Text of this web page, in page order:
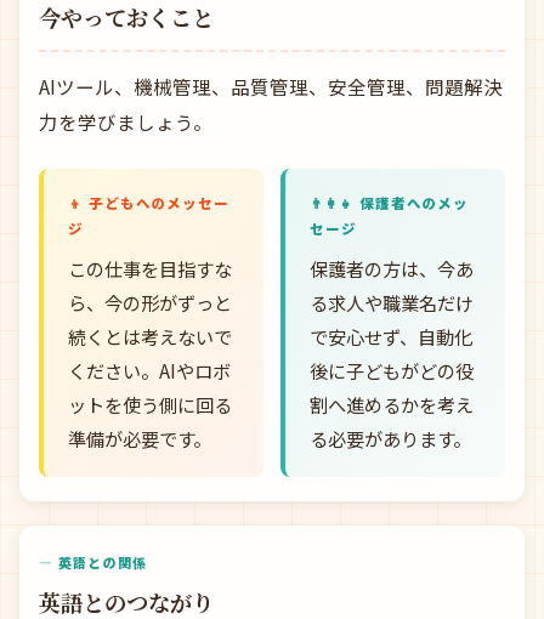
今やっておくこと
AIツール、機械管理、品質管理、安全管理、問題解決
力を学びましょう。
👦 子どもへのメッセー
ジ
この仕事を目指すな
ら、今の形がずっと
続くとは考えないで
ください。AIやロボ
ットを使う側に回る
準備が必要です。
👨‍👩‍👧 保護者へのメッ
セージ
保護者の方は、今あ
る求人や職業名だけ
で安心せず、自動化
後に子どもがどの役
割へ進めるかを考え
る必要があります。
— 英語との関係
英語とのつながり